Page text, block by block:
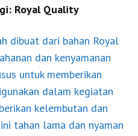
Royal Quality
dibuat dari bahan Royal
dan kenyamanan
untuk memberikan
dalam kegiatan
kelembutan dan
tahan lama dan nyaman